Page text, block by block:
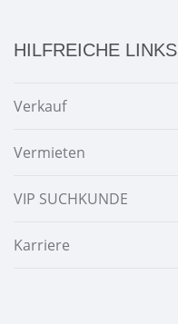
HILFREICHE LINKS
Verkauf
Vermieten
VIP SUCHKUNDE
Karriere